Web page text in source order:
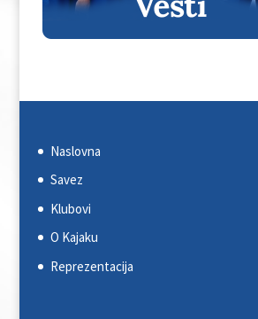
Naslovna
Savez
Klubovi
O Kajaku
Reprezentacija